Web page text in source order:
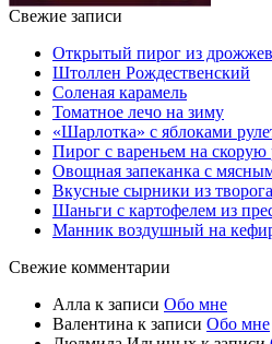
Свежие записи
Открытый пирог из
Штоллен Рождественский
Соленая карамель
Томатное лечо на зиму
«Шарлотка» с яблоками
Пирог с вареньем на скорую
Овощная запеканка с
Вкусные сырники из
Шаньги с картофелем из
Манник воздушный на
Свежие комментарии
Алла к записи Обо мне
Валентина к записи Обо мне